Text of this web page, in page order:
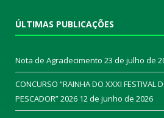
ÚLTIMAS PUBLICAÇÕES
Nota de Agradecimento 23 de julho de
CONCURSO “RAINHA DO XXXI FESTIVAL
PESCADOR” 2026 12 de junho de 2026